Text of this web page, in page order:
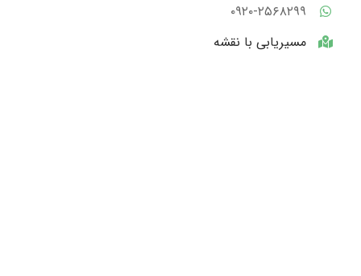
۰۹۲۰-۲۵۶۸۲۹۹
مسیریابی با نقشه